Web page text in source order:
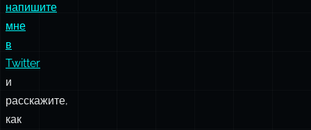
напишите
мне
в
Twitter
и
расскажите,
как